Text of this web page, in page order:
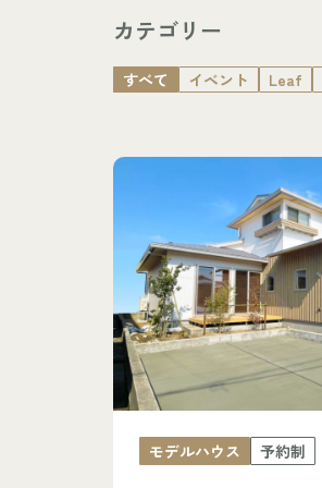
カテゴリー
すべて イベント Leaf
モデルハウス 予約制